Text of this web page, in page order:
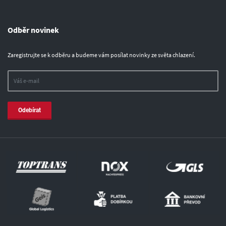
Odběr novinek
Zaregistrujte se k odběru a budeme vám posílat novinky ze světa chlazení.
Odebírat